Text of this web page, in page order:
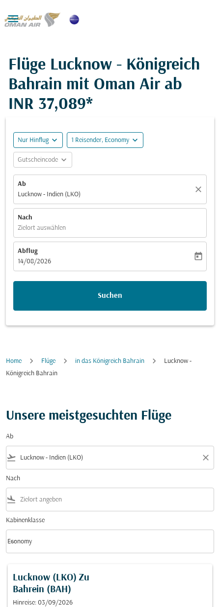

Flüge Lucknow - Königreich
Bahrain mit Oman Air ab
INR 37,089*
Nur Hinflug expand_more 1 Reisender, Economy expand_more
Gutscheincode expand_more
Ab
Lucknow - Indien (LKO)
close
Nach
Zielort auswählen
Abflug
fc-booking-departure-date-aria-label
14/08/2026
today
Suchen
Home Flüge in das Königreich Bahrain
Lucknow -
Königreich Bahrain
Unsere meistgesuchten Flüge
Ab
flight_takeoff close
Nach
flight_land
Kabinenklasse
Kabinenklasse option Economy Selected
Economy
keyboard_arrow_down
Lucknow (LKO) Zu
Bahrein (BAH)
Hinreise: 03/09/2026